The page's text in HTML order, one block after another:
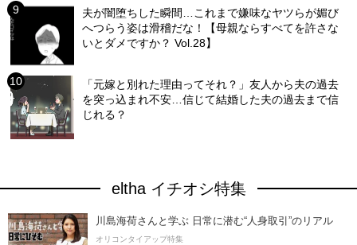
夫が闇堕ちした瞬間…これまで嫌味なヤツらが媚び
へつらう姿は滑稽だな！【母親ならすべてを許さな
いとダメですか？ Vol.28】
「元嫁と別れた理由ってそれ？」友人から夫の過去
を突っ込まれ不安…信じて結婚した夫の過去まで信
じれる？
eltha イチオシ特集
川島海荷さんと学ぶ 日常に潜む“人身取引”のリアル
オリコンタイアップ特集